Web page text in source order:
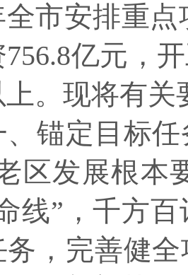
全市安排重点
756.8亿元，
。现将有关
、锚定目标
区发展根本
线” ，千方
务，完善健